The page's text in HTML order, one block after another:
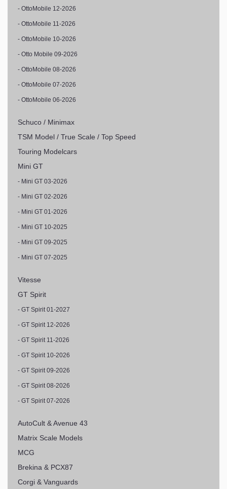
- OttoMobile 12-2026
- OttoMobile 11-2026
- OttoMobile 10-2026
- Otto Mobile 09-2026
- OttoMobile 08-2026
- OttoMobile 07-2026
- OttoMobile 06-2026
Schuco / Minimax
TSM Model / True Scale / Top Speed
Touring Modelcars
Mini GT
- Mini GT 03-2026
- Mini GT 02-2026
- Mini GT 01-2026
- Mini GT 10-2025
- Mini GT 09-2025
- Mini GT 07-2025
Vitesse
GT Spirit
- GT Spirit 01-2027
- GT Spirit 12-2026
- GT Spirit 11-2026
- GT Spirit 10-2026
- GT Spirit 09-2026
- GT Spirit 08-2026
- GT Spirit 07-2026
AutoCult & Avenue 43
Matrix Scale Models
MCG
Brekina & PCX87
Corgi & Vanguards